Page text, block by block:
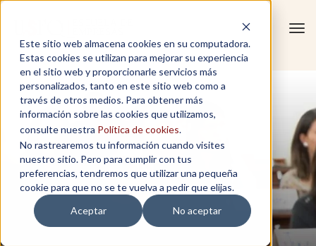
Este sitio web almacena cookies en su computadora.
Estas cookies se utilizan para mejorar su experiencia
en el sitio web y proporcionarle servicios más
personalizados, tanto en este sitio web como a
través de otros medios. Para obtener más
información sobre las cookies que utilizamos,
consulte nuestra Política de cookies.
No rastrearemos tu información cuando visites
nuestro sitio. Pero para cumplir con tus
preferencias, tendremos que utilizar una pequeña
cookie para que no se te vuelva a pedir que elijas.
Aceptar
No aceptar